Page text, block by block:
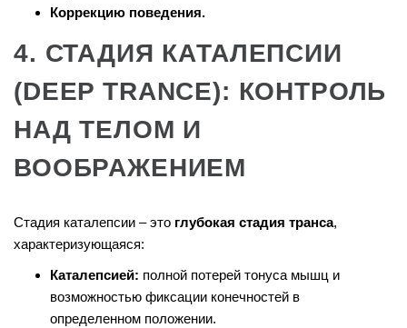
Коррекцию поведения.
4. СТАДИЯ КАТАЛЕПСИИ
(DEEP TRANCE): КОНТРОЛЬ
НАД ТЕЛОМ И
ВООБРАЖЕНИЕМ
Стадия каталепсии – это глубокая стадия транса,
характеризующаяся:
Каталепсией: полной потерей тонуса мышц и
возможностью фиксации конечностей в
определенном положении.